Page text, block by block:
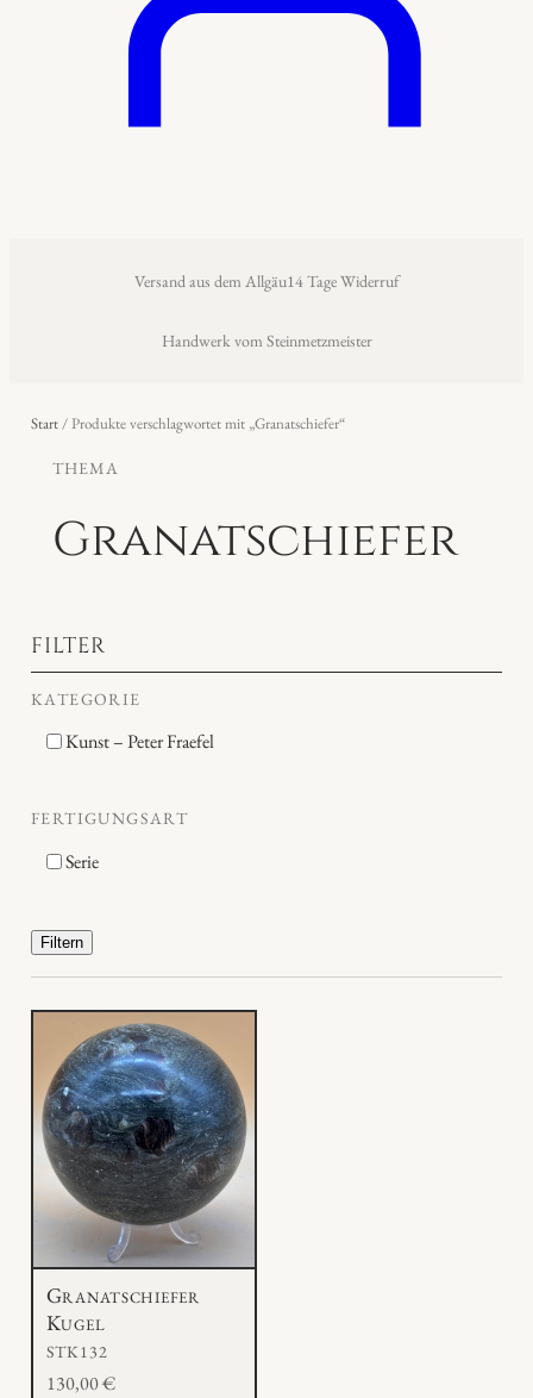
Versand aus dem Allgäu14 Tage Widerruf
Handwerk vom Steinmetzmeister
Start/ Produkte verschlagwortet mit „Granatschiefer“
THEMA
Granatschiefer
FILTER
KATEGORIE
Kunst – Peter Fraefel
FERTIGUNGSART
Serie
Filtern
Granatschiefer
Kugel
STK132
130,00€